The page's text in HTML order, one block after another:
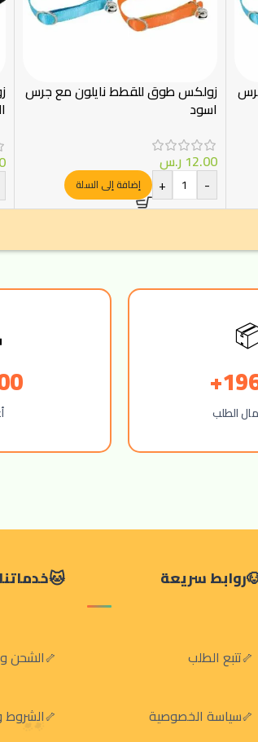
زولكس طوق للقطط نايلون مع جرس
اسود
12.00 ر.س
-
+ إضافة إلى السلة
الطلب
روابط سريعة
تتبع الطلب
سياسة الخصوصية
خدماتنا
الشحن
الشروط